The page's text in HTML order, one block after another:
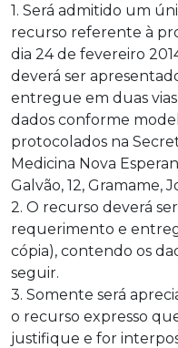
1. Será admitido um
recurso referente à
dia 24 de fevereiro
deverá ser
entregue em duas
dados conforme
protocolados na
Medicina Nova
Galvão, 12, Gramame,
2. O recurso deverá
requerimento e
cópia), contendo os
seguir.
3. Somente será
o recurso expresso
justifique e for